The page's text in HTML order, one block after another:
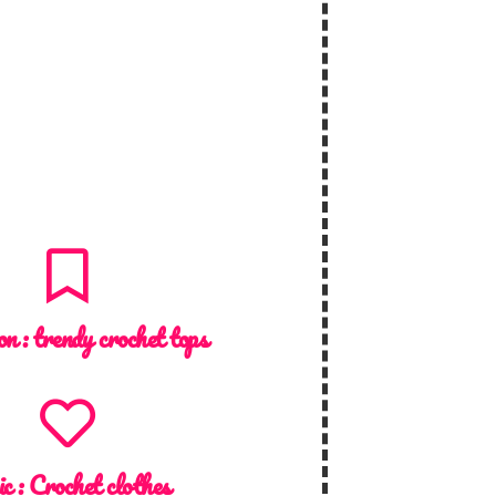
:trendy crochet tops
:Crochet clothes